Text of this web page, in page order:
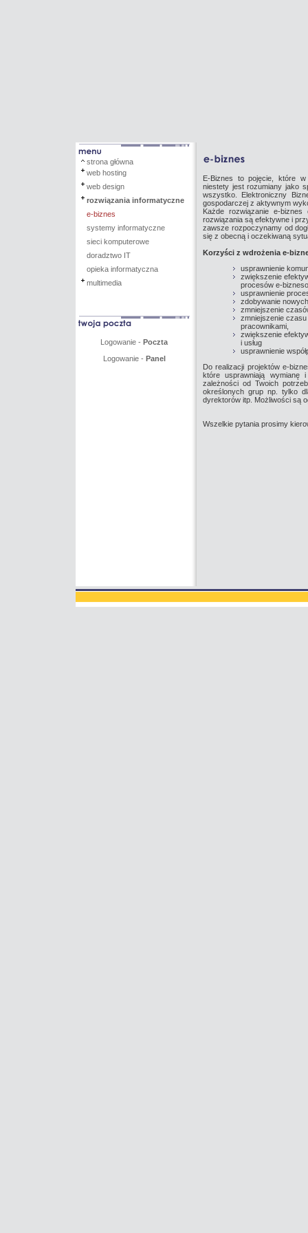
strona główna
web hosting
web design
rozwiązania informatyczne
e-biznes
systemy informatyczne
sieci komputerowe
doradztwo IT
opieka informatyczna
multimedia
Logowanie - Poczta
Logowanie - Panel
E-Biznes to pojęcie, które
niestety jest rozumiany jako
wszystko. Elektroniczny
gospodarczej z aktywnym
Każde rozwiązanie e-
rozwiązania są efektywne i
zawsze rozpoczynamy od
się z obecną i oczekiwaną
Korzyści z wdrożenia e-
usprawnienie
zwiększenie
procesów e-
usprawnienie
zdobywanie
zmniejszenie
zmniejszenie
pracownikami,
zwiększenie
i usług
usprawnienie
Do realizacji projektów e-
które usprawniają wymianę
zależności od Twoich
określonych grup np. tylko
dyrektorów itp. Możliwości są
Wszelkie pytania prosimy